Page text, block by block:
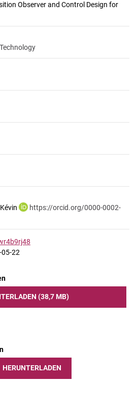
Observer and Control Design for
https://orcid.org/0000-0002-
22
(38,7 MB)
HERUNTERLADEN